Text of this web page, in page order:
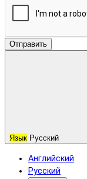
Отправить
Язык Русский
Английский
Русский